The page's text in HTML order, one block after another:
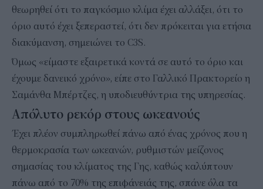
θεωρηθεί ότι το παγκόσμιο κλίμα έχει αλλάξει, ότι το
όριο αυτό έχει ξεπεραστεί, ότι δεν πρόκειται για ετήσια
διακύμανση, σημειώνει το C3S.
Όμως «είμαστε εξαιρετικά κοντά σε αυτό το όριο και
έχουμε δανεικό χρόνο», είπε στο Γαλλικό Πρακτορείο η
Σαμάνθα Μπέρτζες, η υποδιευθύντρια της υπηρεσίας.
Απόλυτο ρεκόρ στους ωκεανούς
Έχει πλέον συμπληρωθεί πάνω από ένας χρόνος που η
θερμοκρασία των ωκεανών, ρυθμιστών μείζονος
σημασίας του κλίματος της Γης, καθώς καλύπτουν
πάνω από το 70% της επιφάνειάς της, σπάνε όλα τα